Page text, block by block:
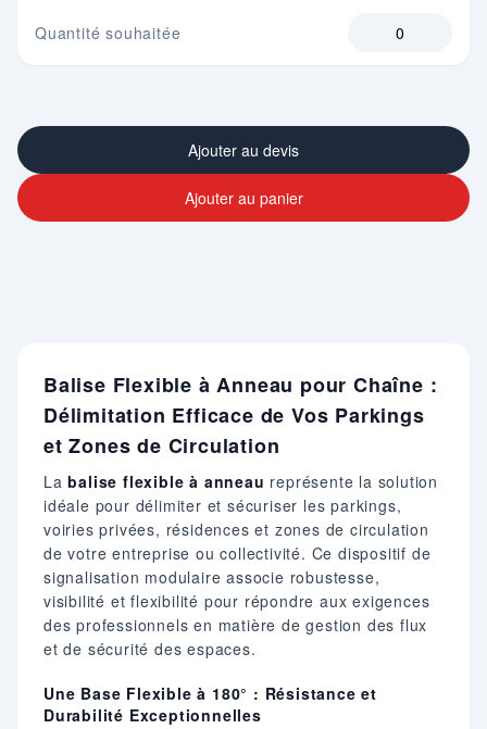
Quantité souhaitée
Ajouter au devis
Ajouter au panier
Balise Flexible à Anneau pour Chaîne :
Délimitation Efficace de Vos Parkings
et Zones de Circulation
Labalise flexible à anneau représente la solution
idéale pour délimiter et sécuriser les parkings,
voiries privées, résidences et zones de circulation
de votre entreprise ou collectivité. Ce dispositif de
signalisation modulaire associe robustesse,
visibilité et flexibilité pour répondre aux exigences
des professionnels en matière de gestion des flux
et de sécurité des espaces.
Une Base Flexible à 180° : Résistance et
Durabilité Exceptionnelles